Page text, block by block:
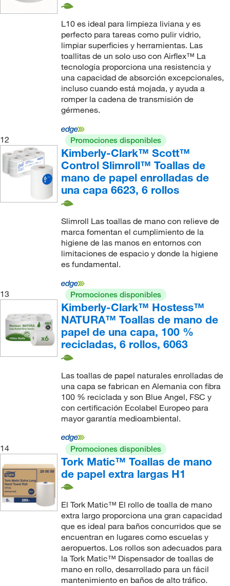
L10 es ideal para limpieza liviana y es
perfecto para tareas como pulir vidrio,
limpiar superficies y herramientas. Las
toallitas de un solo uso con Airflex™ La
tecnología proporciona una resistencia y
una capacidad de absorción excepcionales,
incluso cuando está mojada, y ayuda a
romper la cadena de transmisión de
gérmenes.
12 Promociones disponibles
Kimberly-Clark™ Scott™
Control Slimroll™ Toallas de
mano de papel enrolladas de
una capa 6623, 6 rollos
Slimroll Las toallas de mano con relieve de
marca fomentan el cumplimiento de la
higiene de las manos en entornos con
limitaciones de espacio y donde la higiene
es fundamental.
13 Promociones disponibles
Kimberly-Clark™ Hostess™
NATURA™ Toallas de mano de
papel de una capa, 100 %
recicladas, 6 rollos, 6063
Las toallas de papel naturales enrolladas de
una capa se fabrican en Alemania con fibra
100 % reciclada y son Blue Angel, FSC y
con certificación Ecolabel Europeo para
mayor garantía medioambiental.
14 Promociones disponibles
Tork Matic™ Toallas de mano
de papel extra largas H1
El Tork Matic™ El rollo de toalla de mano
extra largo proporciona una gran capacidad
que es ideal para baños concurridos que se
encuentran en lugares como escuelas y
aeropuertos. Los rollos son adecuados para
la Tork Matic™ Dispensador de toallas de
mano en rollo, desarrollado para un fácil
mantenimiento en baños de alto tráfico.